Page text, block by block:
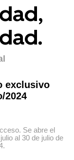
exclusivo
2024
Se abre el
al 30 de julio de